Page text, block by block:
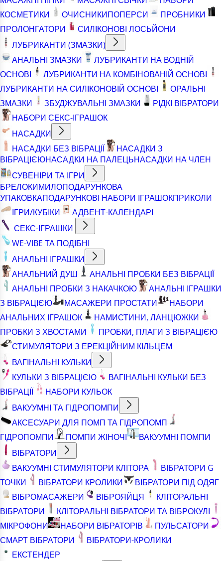
КОСМЕТИКИ
ОЧИСНИКИПОПЕРСИ
ПРОБНИКИ
ПРОЛОНГАТОРИ
СИЛІКОНОВІ ЛОСЬЙОНИ
ЛУБРИКАНТИ (ЗМАЗКИ)
АНАЛЬНІ ЗМАЗКИ
ЛУБРИКАНТИ НА ВОДНІЙ
ОСНОВІ
ЛУБРИКАНТИ НА КОМБІНОВАНІЙ ОСНОВІ
ЛУБРИКАНТИ НА СИЛІКОНОВІЙ ОСНОВІ
ОРАЛЬНІ
ЗМАЗКИ
ЗБУДЖУВАЛЬНІ ЗМАЗКИ
РІДКІ ВІБРАТОРИ
НАБОРИ СЕКС-ІГРАШОК
НАСАДКИ
НАСАДКИ БЕЗ ВІБРАЦІЇ
НАСАДКИ З
ВІБРАЦІЄЮНАСАДКИ НА ПАЛЕЦЬНАСАДКИ НА ЧЛЕН
СУВЕНІРИ ТА ІГРИ
БРЕЛОКИМИЛОПОДАРУНКОВА
УПАКОВКАПОДАРУНКОВІ НАБОРИ ІГРАШОКПРИКОЛИ
ІГРИ/КУБІКИ
АДВЕНТ-КАЛЕНДАРІ
СЕКС-ІГРАШКИ
WE-VIBE ТА ПОДІБНІ
АНАЛЬНІ ІГРАШКИ
АНАЛЬНИЙ ДУШ
АНАЛЬНІ ПРОБКИ БЕЗ ВІБРАЦІЇ
АНАЛЬНІ ПРОБКИ З НАКАЧКОЮ
АНАЛЬНІ ІГРАШКИ
З ВІБРАЦІЄЮ
МАСАЖЕРИ ПРОСТАТИ
НАБОРИ
АНАЛЬНИХ ІГРАШОК
НАМИСТИНИ, ЛАНЦЮЖКИ
ПРОБКИ З ХВОСТАМИ
ПРОБКИ, ПЛАГИ З ВІБРАЦІЄЮ
СТИМУЛЯТОРИ З ЕРЕКЦІЙНИМ КІЛЬЦЕМ
ВАГІНАЛЬНІ КУЛЬКИ
КУЛЬКИ З ВІБРАЦІЄЮ
ВАГІНАЛЬНІ КУЛЬКИ БЕЗ
ВІБРАЦІЇ
НАБОРИ КУЛЬОК
ВАКУУМНІ ТА ГІДРОПОМПИ
АКСЕСУАРИ ДЛЯ ПОМП ТА ГІДРОПОМП
ГІДРОПОМПИ
ПОМПИ ЖІНОЧІ
ВАКУУМНІ ПОМПИ
ВІБРАТОРИ
ВАКУУМНІ СТИМУЛЯТОРИ КЛІТОРА
ВІБРАТОРИ G
ТОЧКИ
ВІБРАТОРИ КРОЛИКИ
ВІБРАТОРИ ПІД ОДЯГ
ВІБРОМАСАЖЕРИ
ВІБРОЯЙЦЯ
КЛІТОРАЛЬНІ
ВІБРАТОРИ
КЛІТОРАЛЬНІ ВІБРАТОРИ ТА ВІБРОКУЛІ
МІКРОФОНИ
НАБОРИ ВІБРАТОРІВ
ПУЛЬСАТОРИ
СМАРТ ВІБРАТОРИ
ВІБРАТОРИ-КРОЛИКИ
ЕКСТЕНДЕР